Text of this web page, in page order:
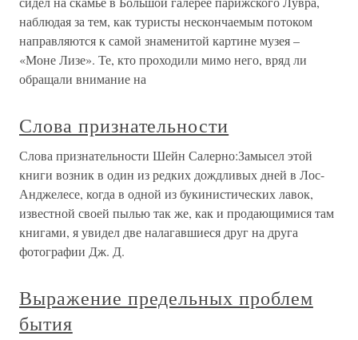
наблюдая за тем, как туристы нескончаемым потоком
направляются к самой знаменитой картине музея –
«Моне Лизе». Те, кто проходили мимо него, вряд ли
обращали внимание на
Слова признательности
Слова признательности Шейн Салерно:Замысел этой
книги возник в один из редких дождливых дней в Лос-
Анджелесе, когда в одной из букинистических лавок,
известной своей пылью так же, как и продающимися там
книгами, я увидел две налагавшиеся друг на друга
фотографии Дж. Д.
Выражение предельных проблем
бытия